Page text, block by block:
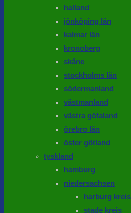
halland
jönköping län
kalmar län
kronoberg
skåne
stockholms län
södermanland
västmanland
västra götaland
örebro län
öster götland
tyskland
hamburg
niedersachsen
harburg kreis
stade kreis